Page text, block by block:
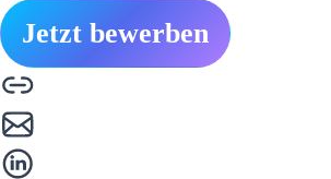
Jetzt bewerben